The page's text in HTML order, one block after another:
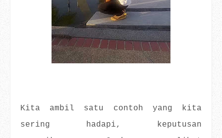
Kita ambil satu contoh yang kita
sering hadapi, keputusan